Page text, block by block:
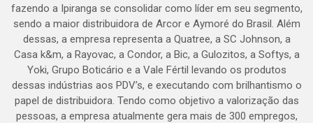
fazendo a Ipiranga se consolidar como líder em seu segmento,
sendo a maior distribuidora de Arcor e Aymoré do Brasil. Além
dessas, a empresa representa a Quatree, a SC Johnson, a
Casa k&m, a Rayovac, a Condor, a Bic, a Gulozitos, a Softys, a
Yoki, Grupo Boticário e a Vale Fértil levando os produtos
dessas indústrias aos PDV’s, e executando com brilhantismo o
papel de distribuidora. Tendo como objetivo a valorização das
pessoas, a empresa atualmente gera mais de 300 empregos,